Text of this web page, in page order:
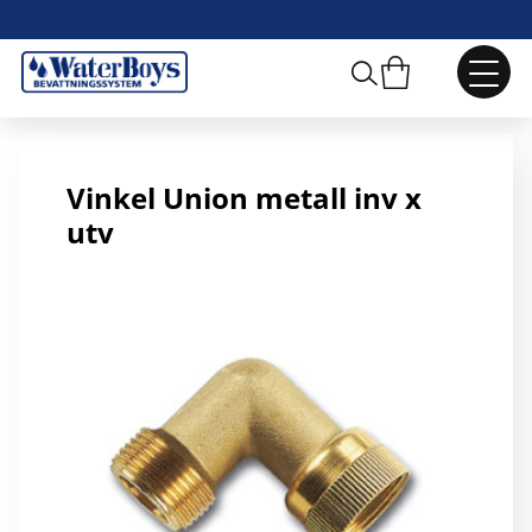
R25 Vinkel Union metall inv x utv
Vinkel Union metall inv x
utv